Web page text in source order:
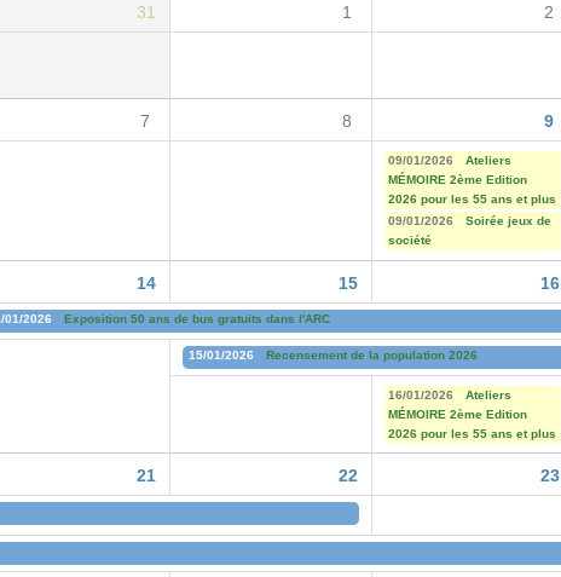
31 1 2
7 8 9
09/01/2026
Ateliers
MÉMOIRE 2ème Edition
2026 pour les 55 ans et plus
09/01/2026
Soirée jeux de
société
14 15 16
01/2026 Exposition 50 ans de bus gratuits dans l'ARC
15/01/2026 Recensement de la population 2026
16/01/2026
Ateliers
MÉMOIRE 2ème Edition
2026 pour les 55 ans et plus
21 22 23